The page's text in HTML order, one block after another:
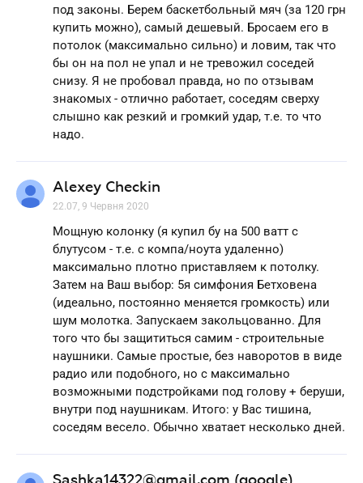
под законы. Берем баскетбольный мяч (за 120 грн
купить можно), самый дешевый. Бросаем его в
потолок (максимально сильно) и ловим, так что
бы он на пол не упал и не тревожил соседей
снизу. Я не пробовал правда, но по отзывам
знакомых - отлично работает, соседям сверху
слышно как резкий и громкий удар, т.е. то что
надо.
Alexey Checkin
22.07, 9 Червня 2020
Мощную колонку (я купил бу на 500 ватт с
блутусом - т.е. с компа/ноута удаленно)
максимально плотно приставляем к потолку.
Затем на Ваш выбор: 5я симфония Бетховена
(идеально, постоянно меняется громкость) или
шум молотка. Запускаем закольцованно. Для
того что бы защититься самим - строительные
наушники. Самые простые, без наворотов в виде
радио или подобного, но с максимально
возможными подстройками под голову + беруши,
внутри под наушникам. Итого: у Вас тишина,
соседям весело. Обычно хватает несколько дней.
Sashka14322@gmail.com (google)